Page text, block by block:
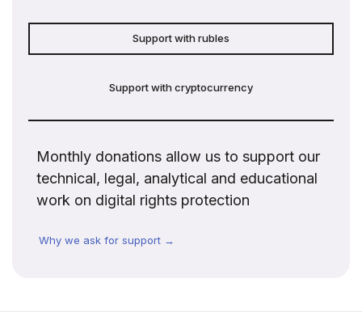
Support with rubles
Support with cryptocurrency
Monthly donations allow us to support our
technical, legal, analytical and educational
work on digital rights protection
Why we ask for support →